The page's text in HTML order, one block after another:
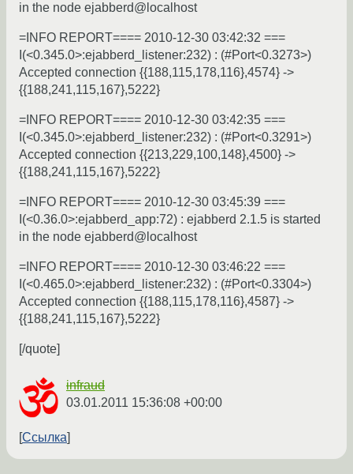
in the node ejabberd@localhost
=INFO REPORT==== 2010-12-30 03:42:32 ===
I(<0.345.0>:ejabberd_listener:232) : (#Port<0.3273>)
Accepted connection {{188,115,178,116},4574} ->
{{188,241,115,167},5222}
=INFO REPORT==== 2010-12-30 03:42:35 ===
I(<0.345.0>:ejabberd_listener:232) : (#Port<0.3291>)
Accepted connection {{213,229,100,148},4500} ->
{{188,241,115,167},5222}
=INFO REPORT==== 2010-12-30 03:45:39 ===
I(<0.36.0>:ejabberd_app:72) : ejabberd 2.1.5 is started
in the node ejabberd@localhost
=INFO REPORT==== 2010-12-30 03:46:22 ===
I(<0.465.0>:ejabberd_listener:232) : (#Port<0.3304>)
Accepted connection {{188,115,178,116},4587} ->
{{188,241,115,167},5222}
[/quote]
infraud
03.01.2011 15:36:08 +00:00
Ссылка